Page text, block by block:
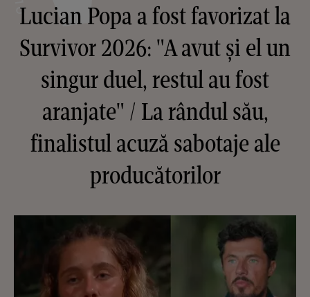
Lucian Popa a fost favorizat la
Survivor 2026: "A avut și el un
singur duel, restul au fost
aranjate" / La rândul său,
finalistul acuză sabotaje ale
producătorilor